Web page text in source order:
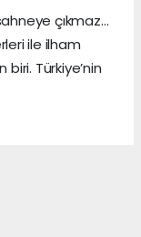
çıkmaz…
ile ilham
Türkiye’nin